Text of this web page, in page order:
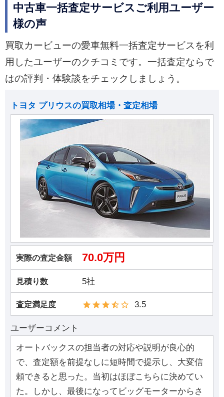
中古車一括査定サービスご利用ユーザー
様の声
買取カービューの愛車無料一括査定サービスを利
用したユーザーのクチコミです。一括査定ならで
はの評判・体験談をチェックしましょう。
トヨタ プリウスの買取相場・査定相場
実際の査定金額 70.0万円
見積り数 5社
査定満足度 3.5
ユーザーコメント
オートバックスの担当者の対応や説明が良心的
で、査定額を前提なしに短時間で提示し、大変信
頼できると思った。当初はほぼこちらに決めてい
た。しかし、最後になってビッグモーターからさ